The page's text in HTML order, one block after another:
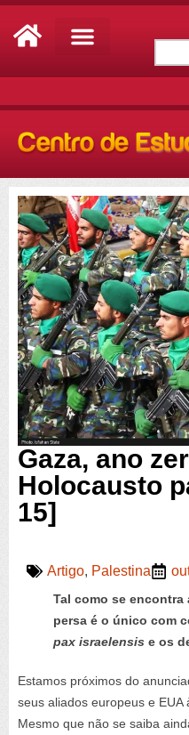
Gaza, ano
Holocausto
15]
Artigo, Palestina
Tal como se
persa é o único com
pax israelensis e os
Estamos próximos do
seus aliados europeus e EUA
Mesmo que não se saiba